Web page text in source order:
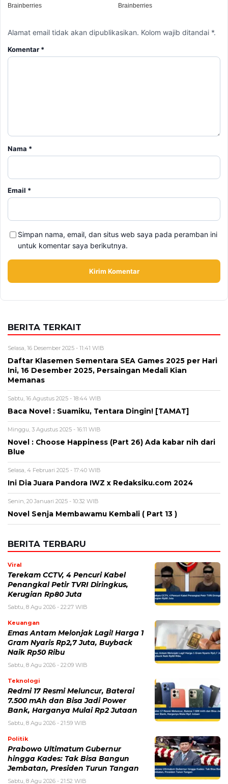
Alamat email tidak akan dipublikasikan. Kolom wajib ditandai *.
Komentar *
Nama *
Email *
Simpan nama, email, dan situs web saya pada peramban ini
untuk komentar saya berikutnya.
BERITA TERKAIT
Selasa, 16 Desember 2025 - 11:41 WIB
Daftar Klasemen Sementara SEA Games 2025 per Hari
Ini, 16 Desember 2025, Persaingan Medali Kian
Memanas
Sabtu, 16 Agustus 2025 - 18:44 WIB
Baca Novel : Suamiku, Tentara Dingin! [TAMAT]
Minggu, 3 Agustus 2025 - 16:11 WIB
Novel : Choose Happiness (Part 26) Ada kabar nih dari
Blue
Selasa, 4 Februari 2025 - 17:40 WIB
Ini Dia Juara Pandora IWZ x Redaksiku.com 2024
Senin, 20 Januari 2025 - 10:32 WIB
Novel Senja Membawamu Kembali ( Part 13 )
BERITA TERBARU
Viral
Terekam CCTV, 4 Pencuri Kabel
Penangkal Petir TVRI Diringkus,
Kerugian Rp80 Juta
Sabtu, 8 Agu 2026 - 22:27 WIB
Keuangan
Emas Antam Melonjak Lagi! Harga 1
Gram Nyaris Rp2,7 Juta, Buyback
Naik Rp50 Ribu
Sabtu, 8 Agu 2026 - 22:09 WIB
Teknologi
Redmi 17 Resmi Meluncur, Baterai
7.500 mAh dan Bisa Jadi Power
Bank, Harganya Mulai Rp2 Jutaan
Sabtu, 8 Agu 2026 - 21:59 WIB
Politik
Prabowo Ultimatum Gubernur
hingga Kades: Tak Bisa Bangun
Jembatan, Presiden Turun Tangan
Sabtu, 8 Agu 2026 - 21:52 WIB